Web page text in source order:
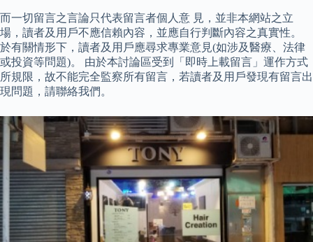
而一切留言之言論只代表留言者個人意 見，並非本網站之立
場，讀者及用戶不應信賴內容，並應自行判斷內容之真實性。
於有關情形下，讀者及用戶應尋求專業意見(如涉及醫療、法律
或投資等問題)。 由於本討論區受到「即時上載留言」運作方式
所規限，故不能完全監察所有留言，若讀者及用戶發現有留言出
現問題，請聯絡我們。